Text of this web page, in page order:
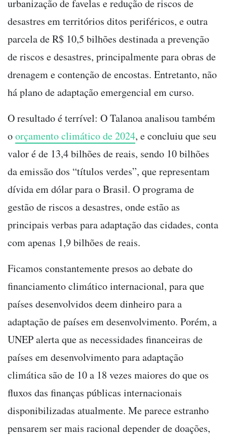
urbanização de favelas e redução de riscos de
desastres em territórios ditos periféricos, e outra
parcela de R$ 10,5 bilhões destinada a prevenção
de riscos e desastres, principalmente para obras de
drenagem e contenção de encostas. Entretanto, não
há plano de adaptação emergencial em curso.
O resultado é terrível: O Talanoa analisou também
oorçamento climático de 2024, e concluiu que seu
valor é de 13,4 bilhões de reais, sendo 10 bilhões
da emissão dos “títulos verdes”, que representam
dívida em dólar para o Brasil. O programa de
gestão de riscos a desastres, onde estão as
principais verbas para adaptação das cidades, conta
com apenas 1,9 bilhões de reais.
Ficamos constantemente presos ao debate do
financiamento climático internacional, para que
países desenvolvidos deem dinheiro para a
adaptação de países em desenvolvimento. Porém, a
UNEP alerta que as necessidades financeiras de
países em desenvolvimento para adaptação
climática são de 10 a 18 vezes maiores do que os
fluxos das finanças públicas internacionais
disponibilizadas atualmente. Me parece estranho
pensarem ser mais racional depender de doações,